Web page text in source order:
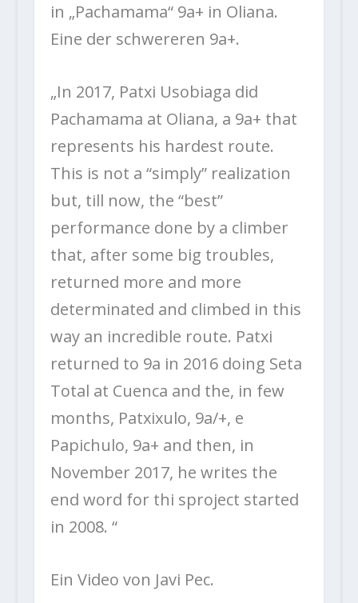
in „Pachamama“ 9a+ in Oliana.
Eine der schwereren 9a+.
„In 2017, Patxi Usobiaga did
Pachamama at Oliana, a 9a+ that
represents his hardest route.
This is not a “simply” realization
but, till now, the “best”
performance done by a climber
that, after some big troubles,
returned more and more
determinated and climbed in this
way an incredible route. Patxi
returned to 9a in 2016 doing Seta
Total at Cuenca and the, in few
months, Patxixulo, 9a/+, e
Papichulo, 9a+ and then, in
November 2017, he writes the
end word for thi sproject started
in 2008. “
Ein Video von Javi Pec.